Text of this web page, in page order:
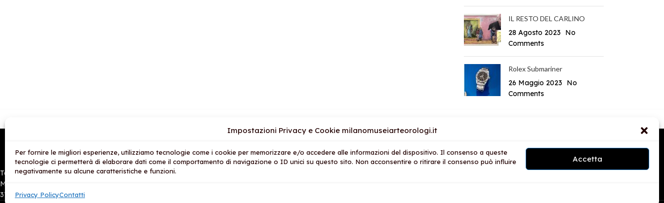
Impostazioni Privacy e Cookie milanomuseiarteorologi.it
Per fornire le migliori esperienze, utilizziamo tecnologie come i cookie per memorizzare e/o accedere alle informazioni del dispositivo. Il consenso a queste
tecnologie ci permetterà di elaborare dati come il comportamento di navigazione o ID unici su questo sito. Non acconsentire o ritirare il consenso può influire
negativamente su alcune caratteristiche e funzioni.
Accetta
Privacy PolicyContatti
IL RESTO DEL CARLINO
28 Agosto 2023 No
Comments
Rolex Submariner
26 Maggio 2023 No
Comments
Via Bagutta N.13 20121
Milano
Tel.:+39 3792845891
Mobile e Whatsapp:
3792845891
I NOSTRI STORES
Divisione Orologi
Divisione Arte
AREA LEGALE
Condizioni del Servizio
Privacy Policy
AZIENDA
Chi Siamo
Contatti